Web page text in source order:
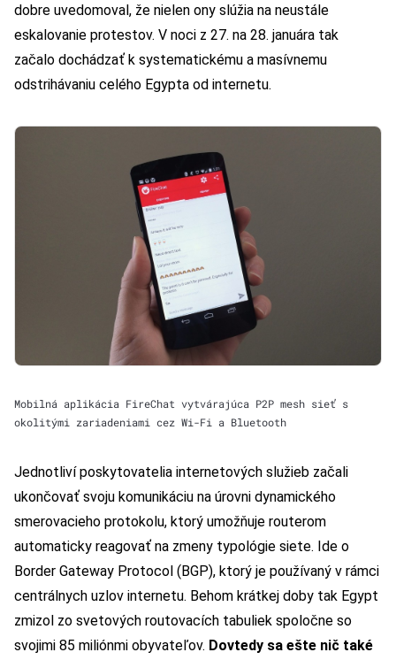
dobre uvedomoval, že nielen ony slúžia na neustále
eskalovanie protestov. V noci z 27. na 28. januára tak
začalo dochádzať k systematickému a masívnemu
odstrihávaniu celého Egypta od internetu.
Mobilná aplikácia FireChat vytvárajúca P2P mesh sieť s
okolitými zariadeniami cez Wi-Fi a Bluetooth
Jednotliví poskytovatelia internetových služieb začali
ukončovať svoju komunikáciu na úrovni dynamického
smerovacieho protokolu, ktorý umožňuje routerom
automaticky reagovať na zmeny typológie siete. Ide o
Border Gateway Protocol (BGP), ktorý je používaný v rámci
centrálnych uzlov internetu. Behom krátkej doby tak Egypt
zmizol zo svetových routovacích tabuliek spoločne so
svojimi 85 miliónmi obyvateľov. Dovtedy sa ešte nič také